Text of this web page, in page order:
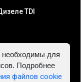
TDI
для
Подробнее
файлов cookie